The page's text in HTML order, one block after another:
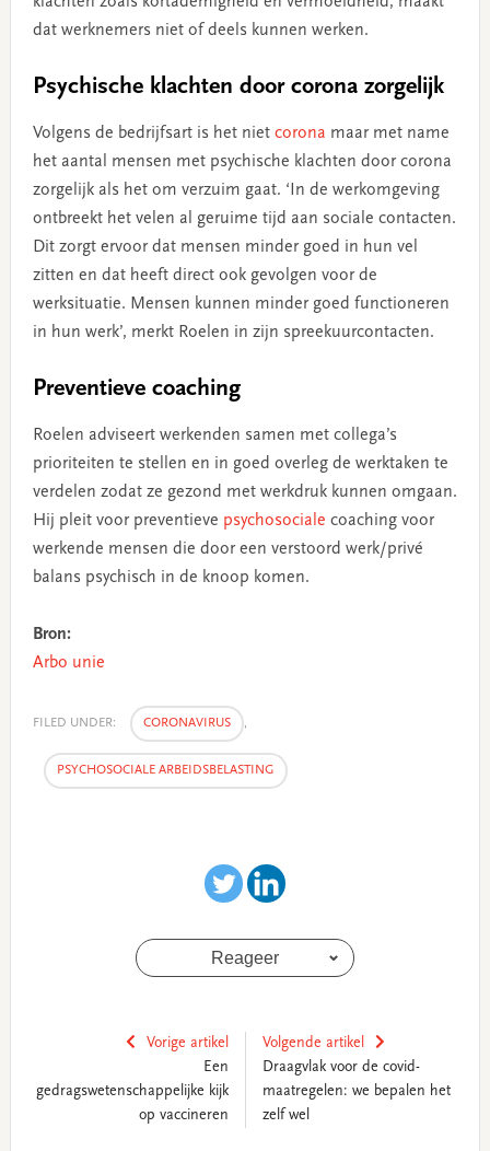
dat werknemers niet of deels kunnen werken.
Psychische klachten door corona zorgelijk
Volgens de bedrijfsart is het niet corona maar met name
het aantal mensen met psychische klachten door corona
zorgelijk als het om verzuim gaat. ‘In de werkomgeving
ontbreekt het velen al geruime tijd aan sociale contacten.
Dit zorgt ervoor dat mensen minder goed in hun vel
zitten en dat heeft direct ook gevolgen voor de
werksituatie. Mensen kunnen minder goed functioneren
in hun werk’, merkt Roelen in zijn spreekuurcontacten.
Preventieve coaching
Roelen adviseert werkenden samen met collega’s
prioriteiten te stellen en in goed overleg de werktaken te
verdelen zodat ze gezond met werkdruk kunnen omgaan.
Hij pleit voor preventieve psychosociale coaching voor
werkende mensen die door een verstoord werk/privé
balans psychisch in de knoop komen.
Bron:
Arbo unie
FILED UNDER: CORONAVIRUS ,
PSYCHOSOCIALE ARBEIDSBELASTING
Reageer
Vorige artikel
Een
gedragswetenschappelijke kijk
op vaccineren
Volgende artikel
Draagvlak voor de covid-
maatregelen: we bepalen het
zelf wel